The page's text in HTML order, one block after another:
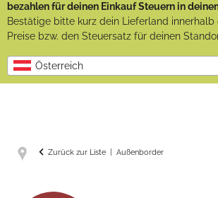
bezahlen für deinen Einkauf Steuern in
Bestätige bitte kurz dein Lieferland innerhalb
Preise bzw. den Steuersatz für deinen
Österreich
Zurück zur Liste Außenborder